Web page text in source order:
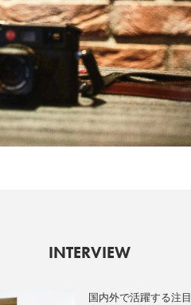
INTERVIEW
国内外で活躍する注目